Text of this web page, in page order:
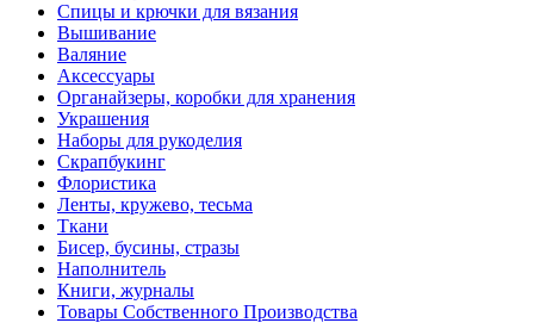
Спицы и крючки для вязания
Вышивание
Валяние
Аксессуары
Органайзеры, коробки для хранения
Украшения
Наборы для рукоделия
Скрапбукинг
Флористика
Ленты, кружево, тесьма
Ткани
Бисер, бусины, стразы
Наполнитель
Книги, журналы
Товары Собственного Производства